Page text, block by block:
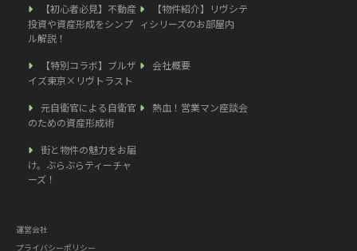
【初心者必見】不動産
投資や資産形成をシンプ
ル解説！
【物件紹介】リヴシテ
ィシリーズのお部屋内
【特別コラボ】ブルザ
イズ東京×リヴトラスト
会社概要
元自衛官による自衛官
のための資産形成術
熱血！営業マン座談会
街と物件の魅力をお届
け。ぶらぶらティーチャ
ーズ！
運営会社
プライバシーポリシー